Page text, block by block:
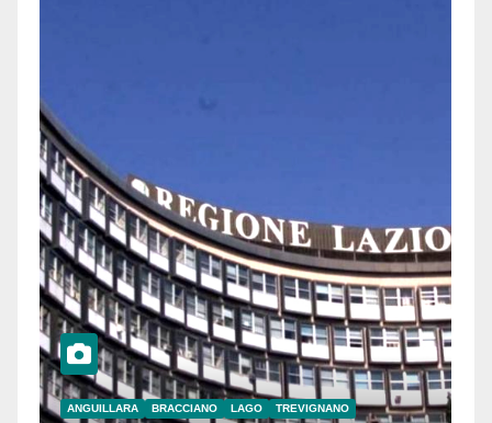
ANGUILLARA BRACCIANO LAGO TREVIGNANO